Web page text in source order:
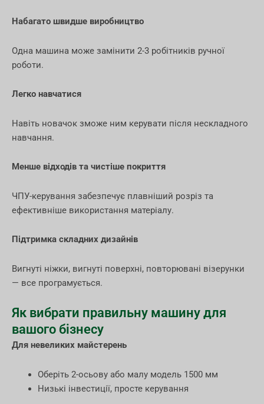
Набагато швидше виробництво
Одна машина може замінити 2-3 робітників ручної
роботи.
Легко навчатися
Навіть новачок зможе ним керувати після нескладного
навчання.
Менше відходів та чистіше покриття
ЧПУ-керування забезпечує плавніший розріз та
ефективніше використання матеріалу.
Підтримка складних дизайнів
Вигнуті ніжки, вигнуті поверхні, повторювані візерунки
— все програмується.
Як вибрати правильну машину для
вашого бізнесу
Для невеликих майстерень
Оберіть 2-осьову або малу модель 1500 мм
Низькі інвестиції, просте керування